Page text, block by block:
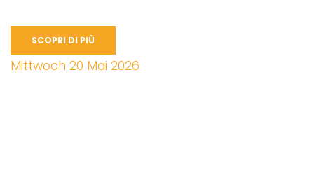
SCOPRI DI PIÙ
Mittwoch 20 Mai 2026